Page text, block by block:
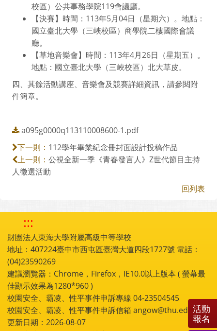
校區）公共事務學院119會議廳。
【決賽】時間：113年5月04日（星期六）。地點：
國立臺北大學（三峽校區）商學院二樓國際會議
廳。
【草地音樂會】時間：113年4月26日（星期五）。
地點：國立臺北大學（三峽校區）北大草皮。
四、其餘活動講座、音樂會及競賽詳細資訊，請參閱附
件簡章。
a095g0000q113110008600-1.pdf
下一則： 112學年畢業紀念冊封面設計投稿作品
上一則： 公視全新一季《青春發言人》Z世代節目主持
人徵選活動
回列表
:::
財團法人東海大學附屬高級中等學校
地址：407224臺中市西屯區臺灣大道四段1727號 電話：
(04)23590269
建議瀏覽器：Chrome，Firefox，IE10.0以上版本 ( 螢幕最
佳顯示效果為1280*960 )
校園安全、霸凌、性平事件申訴專線 04-23504545
校園安全、霸凌、性平事件申訴信箱 angow@thu.edu.tw
更新日期：2026-08-07
活動
報名